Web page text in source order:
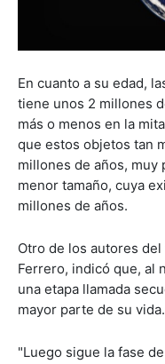
En cuanto a su edad,
tiene unos 2 millones
más o menos en la
que estos objetos tan
millones de años, muy
menor tamaño, cuya
millones de años.
Otro de los autores
Ferrero, indicó que, al
una etapa llamada
mayor parte de su vida.
"Luego sigue la fase